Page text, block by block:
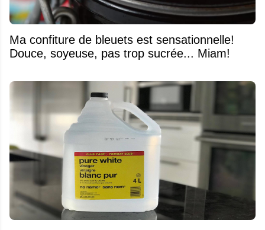
Ma confiture de bleuets est sensationnelle!
Douce, soyeuse, pas trop sucrée... Miam!